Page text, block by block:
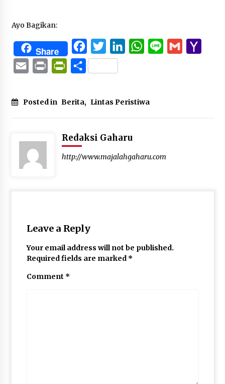
Ayo Bagikan:
Share FacebookTwitterLinkedInWhatsApp
Line Gmail
Email Print PrintFriendly
Share
Posted in Berita, Lintas Peristiwa
Redaksi Gaharu
http://www.majalahgaharu.com
Leave a Reply
Your email address will not be published.
Required fields are marked *
Comment *